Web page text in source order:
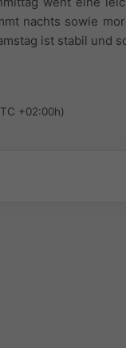
nachts sowie
ist stabil und
+02:00h)